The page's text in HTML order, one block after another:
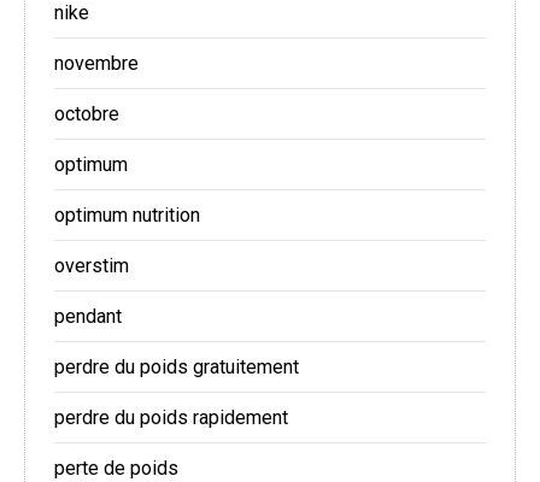
nike
novembre
octobre
optimum
optimum nutrition
overstim
pendant
perdre du poids gratuitement
perdre du poids rapidement
perte de poids